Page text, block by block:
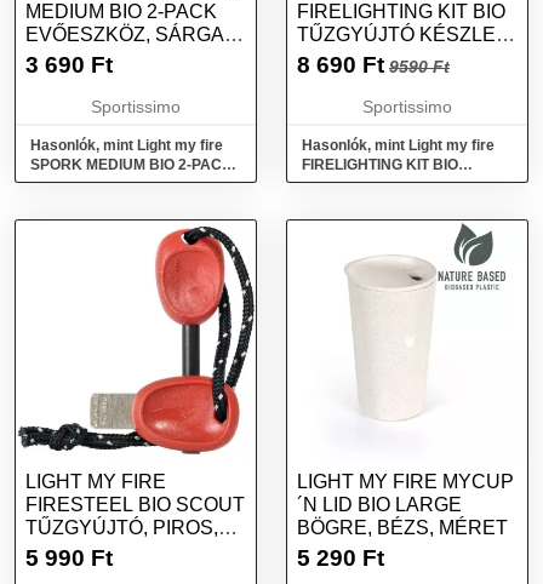
MEDIUM BIO 2-PACK
EVŐESZKÖZ, SÁRGA,
MÉRET
3 690 Ft
Sportissimo
Hasonlók, mint Light my fire
SPORK MEDIUM BIO 2-PACK
Evőeszköz, sárga, méret
FIRELIGHTING KIT BIO
TŰZGYÚJTÓ KÉSZLET,
ZÖLD, MÉRET
8 690 Ft 9590 Ft
Sportissimo
Hasonlók, mint Light my fire
FIRELIGHTING KIT BIO
Tűzgyújtó készlet, zöld, méret
LIGHT MY FIRE
FIRESTEEL BIO SCOUT
TŰZGYÚJTÓ, PIROS,
MÉRET
5 990 Ft
LIGHT MY FIRE MYCUP
´N LID BIO LARGE
BÖGRE, BÉZS, MÉRET
5 290 Ft